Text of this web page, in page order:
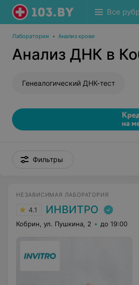
Все
Лаборатории • Анализ крови
Анализ ДНК в
Генеалогический ДНК-тест
Фильтры
НЕЗАВИСИМАЯ ЛАБОРАТОРИЯ
4.1 ИНВИТРО
Кобрин, ул. Пушкина, 2 до 19:00